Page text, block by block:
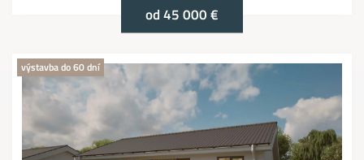
od 45 000 €
výstavba do 60 dní